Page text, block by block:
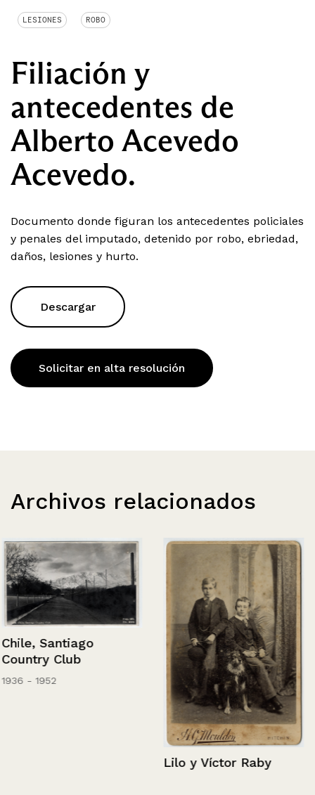
LESIONES ROBO
Filiación y
antecedentes de
Alberto Acevedo
Acevedo.
Documento donde figuran los antecedentes policiales
y penales del imputado, detenido por robo, ebriedad,
daños, lesiones y hurto.
Descargar
Solicitar en alta resolución
Archivos relacionados
Chile, Santiago
Country Club
1936 - 1952
Lilo y Víctor Raby